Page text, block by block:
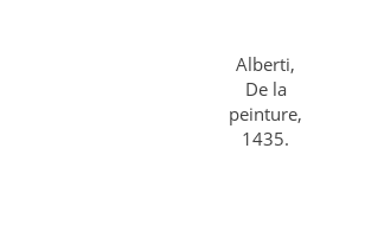
Alberti,
De la
peinture,
1435.